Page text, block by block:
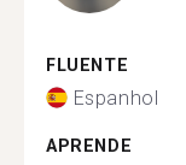
FLUENTE
Espanhol
APRENDE